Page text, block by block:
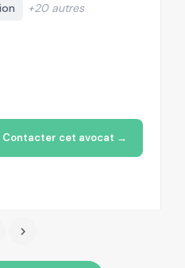
+20 autres
Contacter cet avocat →